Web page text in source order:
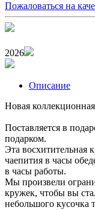
Пожаловаться на
2026
Описание
Новая
Поставляется в
подарком.
Эта восхитительная
чаепития в часы
в часы работы.
Мы произвели
кружек, чтобы вы
небольшого кусочка